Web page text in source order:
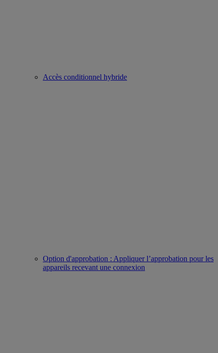
Accès conditionnel hybride
Option d'approbation : Appliquer l’approbation pour les
appareils recevant une connexion